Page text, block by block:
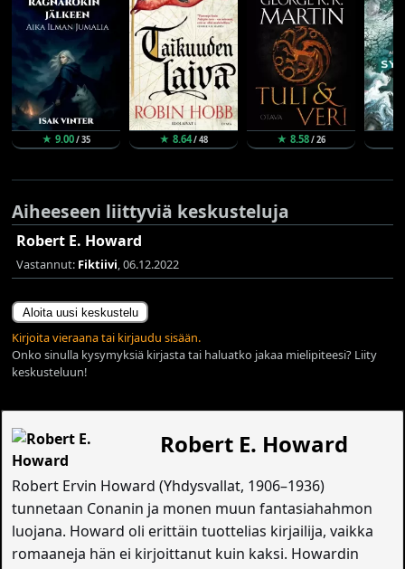
★ 9.00/ 35 ★ 8.64/ 48 ★ 8.58/ 26
Aiheeseen liittyviä keskusteluja
Robert E. Howard
Vastannut: Fiktiivi, 06.12.2022
Aloita uusi keskustelu
Kirjoita vieraana tai kirjaudu sisään.
Onko sinulla kysymyksiä kirjasta tai haluatko jakaa mielipiteesi? Liity
keskusteluun!
Robert E. Howard
Robert Ervin Howard (Yhdysvallat, 1906–1936)
tunnetaan Conanin ja monen muun fantasiahahmon
luojana. Howard oli erittäin tuottelias kirjailija, vaikka
romaaneja hän ei kirjoittanut kuin kaksi. Howardin